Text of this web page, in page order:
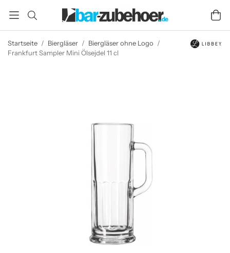
Startseite / Biergläser / Biergläser ohne Logo /
Frankfurt Sampler Mini Ölsejdel 11 cl